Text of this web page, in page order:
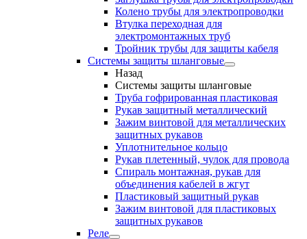
Колено трубы для электропроводки
Втулка переходная для
электромонтажных труб
Тройник трубы для защиты кабеля
Системы защиты шланговые
Назад
Системы защиты шланговые
Труба гофрированная пластиковая
Рукав защитный металлический
Зажим винтовой для металлических
защитных рукавов
Уплотнительное кольцо
Рукав плетенный, чулок для провода
Спираль монтажная, рукав для
объединения кабелей в жгут
Пластиковый защитный рукав
Зажим винтовой для пластиковых
защитных рукавов
Реле